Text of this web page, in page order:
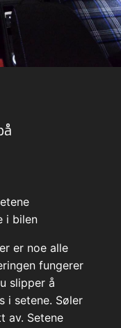
i bilen
er noe alle
fungerer
slipper å
i setene. Søler
av. Setene